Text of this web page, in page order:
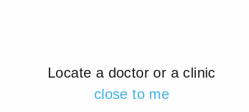
Locate a doctor or a clinic
close to me